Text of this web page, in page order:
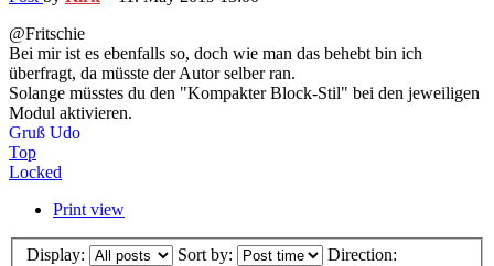
@Fritschie
Bei mir ist es ebenfalls so, doch wie man das behebt bin ich
überfragt, da müsste der Autor selber ran.
Solange müsstes du den "Kompakter Block-Stil" bei den jeweiligen
Modul aktivieren.
Gruß Udo
Top
Locked
Print view
Display: Sort by: Direction: